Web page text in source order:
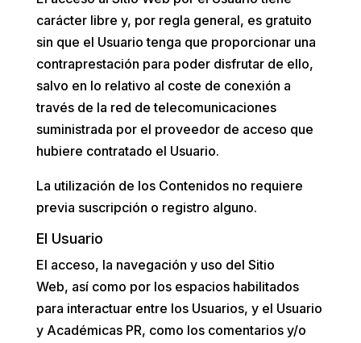
carácter libre y, por regla general, es gratuito
sin que el Usuario tenga que proporcionar una
contraprestación para poder disfrutar de ello,
salvo en lo relativo al coste de conexión a
través de la red de telecomunicaciones
suministrada por el proveedor de acceso que
hubiere contratado el Usuario.
La utilización de los Contenidos no requiere
previa suscripción o registro alguno.
El Usuario
El acceso, la navegación y uso del Sitio
Web, así como por los espacios habilitados
para interactuar entre los Usuarios, y el Usuario
y Académicas PR, como los comentarios y/o